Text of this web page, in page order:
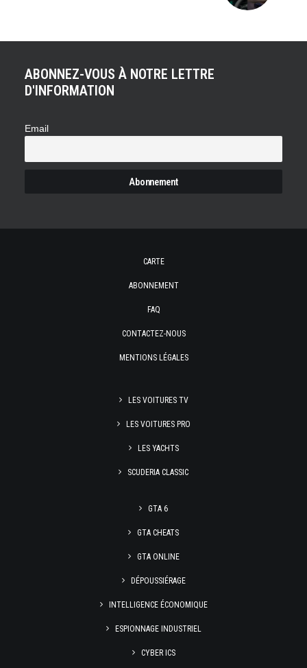
ABONNEZ-VOUS À NOTRE LETTRE
D'INFORMATION
Email
CARTE
ABONNEMENT
FAQ
CONTACTEZ-NOUS
MENTIONS LÉGALES
LES VOITURES TV
LES VOITURES PRO
LES YACHTS
SCUDERIA CLASSIC
GTA 6
GTA CHEATS
GTA ONLINE
DÉPOUSSIÉRAGE
INTELLIGENCE ÉCONOMIQUE
ESPIONNAGE INDUSTRIEL
CYBER ICS